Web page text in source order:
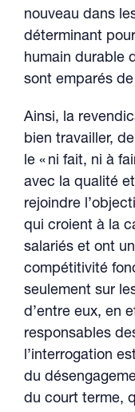
nouveau dans
déterminant
humain durable
sont emparés
Ainsi, la
bien travailler,
le « ni fait, ni à
avec la qualité
rejoindre
qui croient à la
salariés et ont
compétitivité
seulement sur
d’entre eux, en
responsables
l’interrogation
du
du court terme,